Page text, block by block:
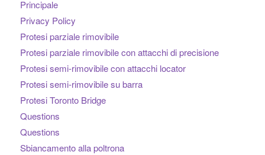
Principale
Privacy Policy
Protesi parziale rimovibile
Protesi parziale rimovibile con attacchi di precisione
Protesi semi-rimovibile con attacchi locator
Protesi semi-rimovibile su barra
Protesi Toronto Bridge
Questions
Questions
Sbiancamento alla poltrona